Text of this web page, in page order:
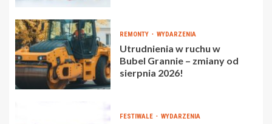
REMONTY WYDARZENIA
Utrudnienia w ruchu w
Bubel Grannie – zmiany od
sierpnia 2026!
FESTIWALE WYDARZENIA